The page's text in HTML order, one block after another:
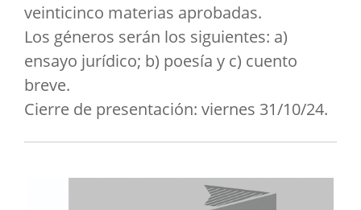
veinticinco materias aprobadas.
Los géneros serán los siguientes: a)
ensayo jurídico; b) poesía y c) cuento
breve.
Cierre de presentación: viernes 31/10/24.